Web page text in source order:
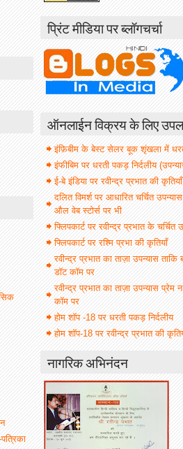
प्रिंट मीडिया पर ब्लॉगचर्चा
ऑनलाईन विक्रय के लिए
इंफ़िबीम के बेस्ट सेलर बूक शृंखला में
इंफीबिम पर धरती पकड़ निर्दलीय
ई-बे इंडिया पर रवीन्द्र प्रभात की कृतियाँ
दलित विमर्श पर आधारित चर्चित
औल वेब स्टोर्स पर भी
फ्लिपकार्ट पर रवीन्द्र प्रभात के चर्चित
फ्लिपकार्ट पर रश्मि प्रभा की कृतियाँ
रवीन्द्र प्रभात का ताज़ा उपन्यास
डॉट कॉम पर
रवीन्द्र प्रभात का ताज़ा उपन्यास प्रेम
कॉम पर
होम शॉप -18 पर धरती पकड़ निर्दलीय
होम शॉप-18 पर रवीन्द्र प्रभात की
नागरिक अभिनंदन